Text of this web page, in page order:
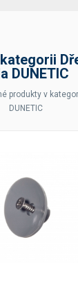
DUNETIC
produkty v
DUNETIC